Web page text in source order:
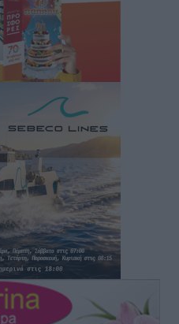
νέο απόκτημα ο
στο γήπεδο,
Λαζίδη
στα βάσανα της